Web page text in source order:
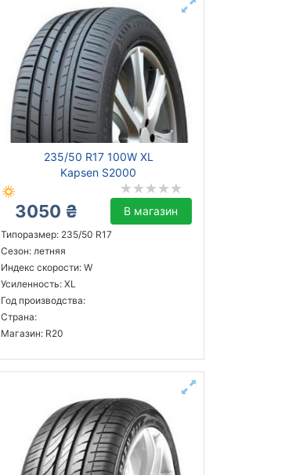
235/50 R17 100W XL
Kapsen S2000
3050 ₴ В магазин
Типоразмер: 235/50 R17
Сезон: летняя
Индекс скорости: W
Усиленность: XL
Год производства:
Страна:
Магазин: R20